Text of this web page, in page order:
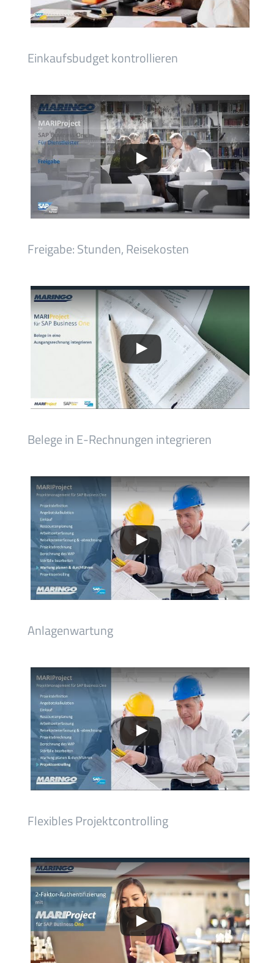
Einkaufsbudget kontrollieren
Freigabe: Stunden, Reisekosten
Belege in E-Rechnungen integrieren
Anlagenwartung
Flexibles Projektcontrolling